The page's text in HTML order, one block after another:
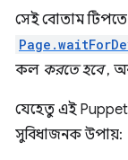
সেই বোতাম টিপতে
কল করতে হবে,
যেহেতু এই
সুবিধাজনক উপায়: